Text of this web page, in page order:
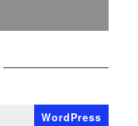
WordPress